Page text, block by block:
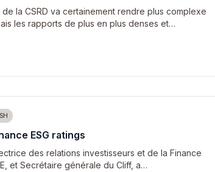
de la CSRD va certainement rendre plus complexe
les rapports de plus en plus denses et…
ESG ratings
des relations investisseurs et de la Finance
et Secrétaire générale du Cliff, a…